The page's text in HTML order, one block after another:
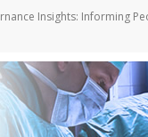
Informing People-centred Migration